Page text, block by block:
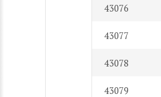
43076
43077
43078
43079